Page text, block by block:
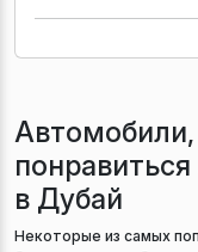
в Дубай
Некоторые из самых